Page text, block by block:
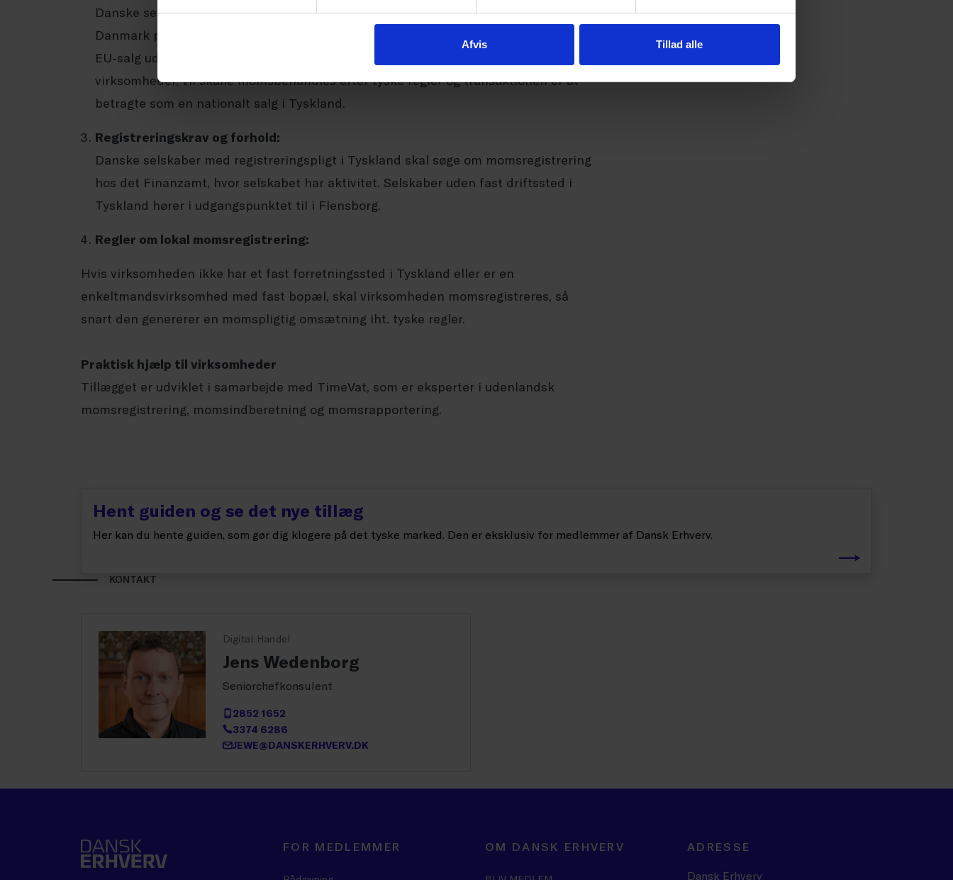
Afvis Tillad alle
Danske selskaber med salg til tyske virksomheder, hvor de solgte varer befinder sig i
Danmark på salgstidspunktet, skal sælge varerne under regler for Zero rated goods,
EU-salg uden moms til tyske virksomheder. Varer, der sælges fra tysk lager til tyske
virksomheder, vil skulle momsbehandles efter tyske regler og transaktionen er at
betragte som en nationalt salg i Tyskland.
Registreringskrav og forhold:
Danske selskaber med registreringspligt i Tyskland skal søge om momsregistrering
hos det Finanzamt, hvor selskabet har aktivitet. Selskaber uden fast driftssted i
Tyskland hører i udgangspunktet til i Flensborg.
Regler om lokal momsregistrering:
Hvis virksomheden ikke har et fast forretningssted i Tyskland eller er en
enkeltmandsvirksomhed med fast bopæl, skal virksomheden momsregistreres, så
snart den genererer en momspligtig omsætning iht. tyske regler.
Praktisk hjælp til virksomheder
Tillægget er udviklet i samarbejde med TimeVat, som er eksperter i udenlandsk
momsregistrering, momsindberetning og momsrapportering.
Hent guiden og se det nye tillæg
Her kan du hente guiden, som gør dig klogere på det tyske marked. Den er eksklusiv for medlemmer af Dansk Erhverv.
KONTAKT
Digital Handel
Jens Wedenborg
Seniorchefkonsulent
2852 1652
3374 6286
JEWE@DANSKERHVERV.DK
FOR MEDLEMMER OM DANSK ERHVERV ADRESSE
Dansk Erhverv